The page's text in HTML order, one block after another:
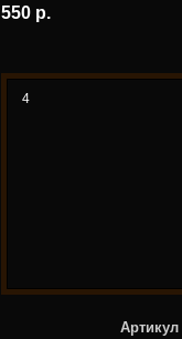
550 р.
4
Артикул